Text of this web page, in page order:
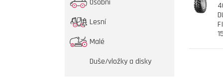
Osobní
Lesní
Malé
Duše/vložky a disky